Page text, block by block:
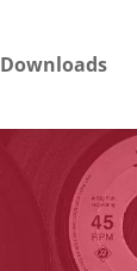
Downloads